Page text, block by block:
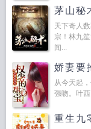
茅山秘
天下奇人
宗！林九
闻...
娇妻要
从今天起
强吻。叶
重生九